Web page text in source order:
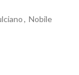
, Nobile